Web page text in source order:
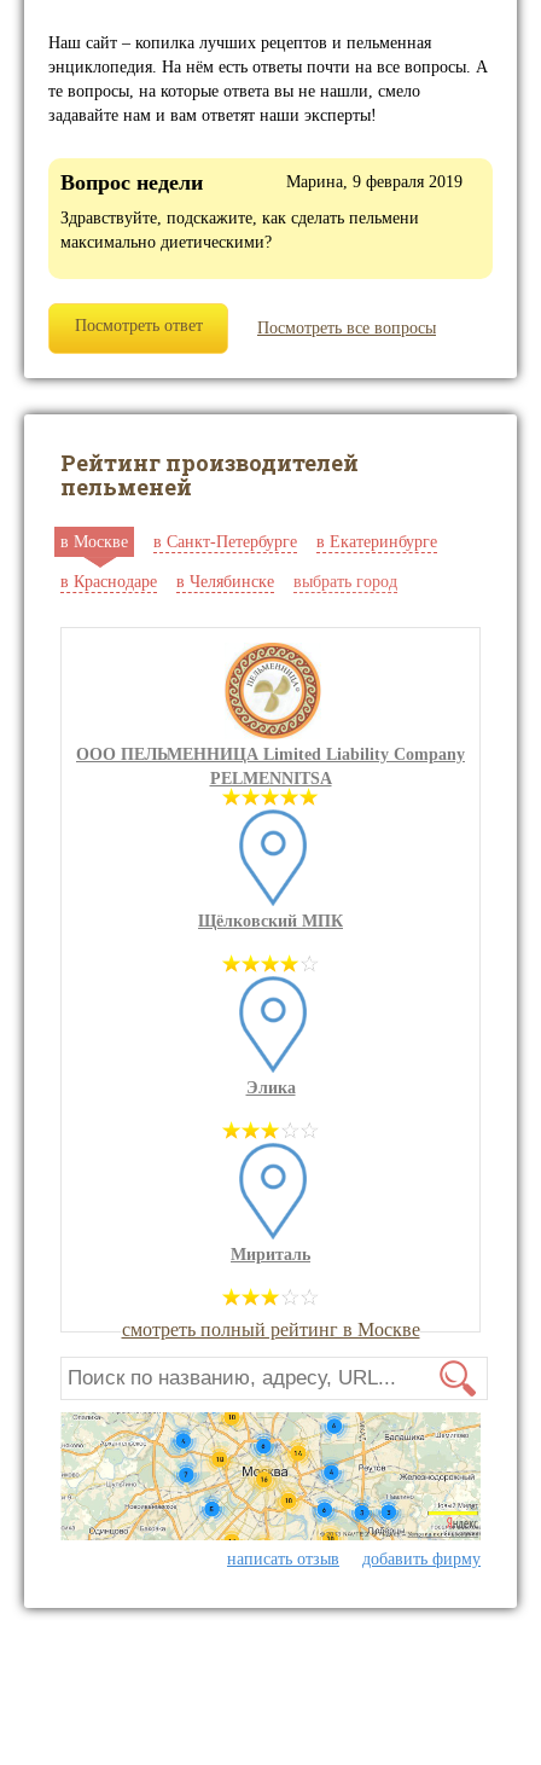
Наш сайт – копилка лучших рецептов и пельменная
энциклопедия. На нём есть ответы почти на все вопросы. А
те вопросы, на которые ответа вы не нашли, смело
задавайте нам и вам ответят наши эксперты!
Вопрос недели
Марина, 9 февраля 2019
Здравствуйте, подскажите, как сделать пельмени
максимально диетическими?
Посмотреть ответ Посмотреть все вопросы
Рейтинг производителей
пельменей
в Москве в Санкт-Петербурге в Екатеринбурге
в Краснодаре в Челябинске выбрать город
ООО ПЕЛЬМЕННИЦА Limited Liability Company
PELMENNITSA
Щёлковский МПК
Элика
Мириталь
смотреть полный рейтинг в Москве
написать отзыв добавить фирму